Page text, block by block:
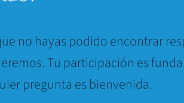
no hayas podido encontrar
Tu participación es
pregunta es bienvenida.